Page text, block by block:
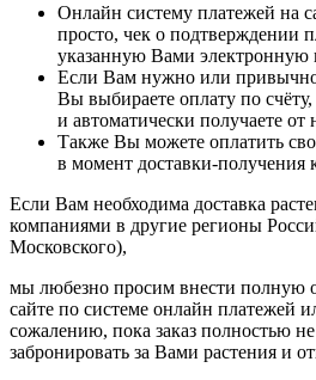
Онлайн систему платежей на
просто, чек о подтверждении
указанную Вами электронную
Если Вам нужно или привычно
Вы выбираете оплату по
и автоматически получаете от
Также Вы можете оплатить
в момент доставки-
Если Вам необходима доставка
компаниями в другие регионы
Московского),
мы любезно просим внести полную
сайте по системе онлайн платежей
сожалению, пока заказ полностью
забронировать за Вами растения и